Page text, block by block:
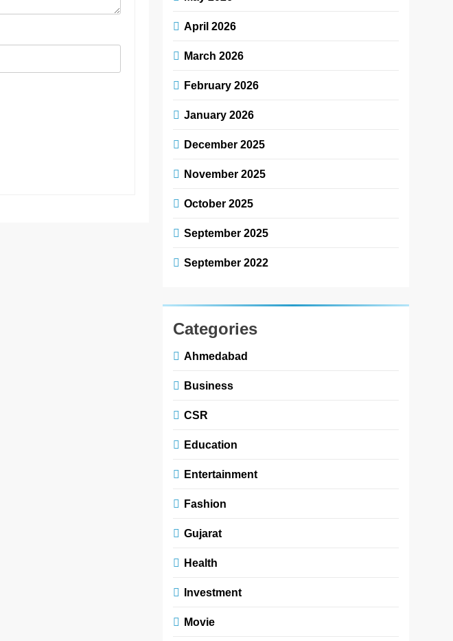
April 2026
March 2026
February 2026
January 2026
December 2025
November 2025
October 2025
September 2025
September 2022
Categories
Ahmedabad
Business
CSR
Education
Entertainment
Fashion
Gujarat
Health
Investment
Movie